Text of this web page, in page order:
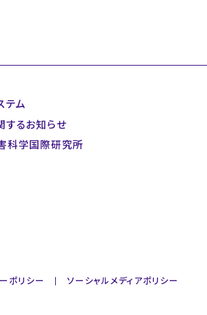
テム
するお知らせ
科学国際研究所
ポリシー ソーシャルメディアポリシー